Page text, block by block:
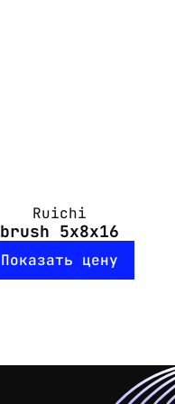
Ruichi
brush 5x8x16
Показать цену